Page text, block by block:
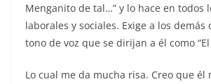
Menganito de tal…” y lo hace en todos
laborales y sociales. Exige a los demás
tono de voz que se dirijan a él como “El
Lo cual me da mucha risa. Creo que él